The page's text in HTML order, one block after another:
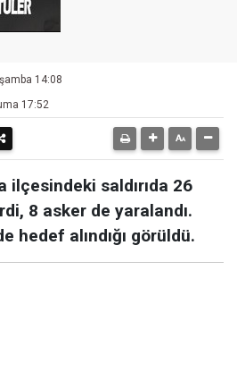
14:08
17:52
ilçesindeki saldırıda 26
8 asker de yaralandı.
hedef alındığı görüldü.